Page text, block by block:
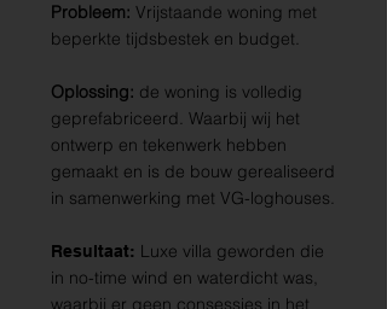
Probleem: Vrijstaande woning met
beperkte tijdsbestek en budget.
Oplossing: de woning is volledig
geprefabriceerd. Waarbij wij het
ontwerp en tekenwerk hebben
gemaakt en is de bouw gerealiseerd
in samenwerking met VG-loghouses.
Resultaat: Luxe villa geworden die
in no-time wind en waterdicht was,
waarbij er geen consessies in het